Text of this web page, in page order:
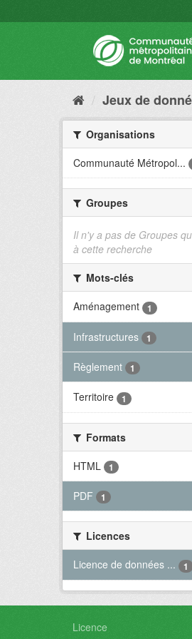
Jeux de
Organisations
Communauté Métropol...
Groupes
Il n'y a pas de Groupes
à cette recherche
Mots-clés
Aménagement
1
Infrastructures 1
Règlement 1
Territoire 1
Formats
HTML
1
PDF 1
Licences
Licence de données ...
1
Licence